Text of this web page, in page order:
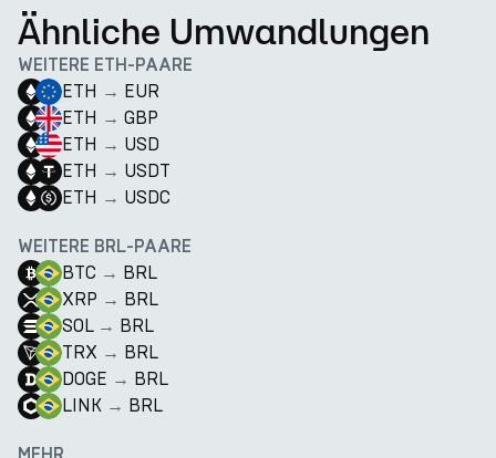
Ähnliche Umwandlungen
WEITERE ETH-PAARE
ETH → EUR
ETH → GBP
ETH → USD
ETH → USDT
ETH → USDC
WEITERE BRL-PAARE
BTC → BRL
XRP → BRL
SOL → BRL
TRX → BRL
DOGE → BRL
LINK → BRL